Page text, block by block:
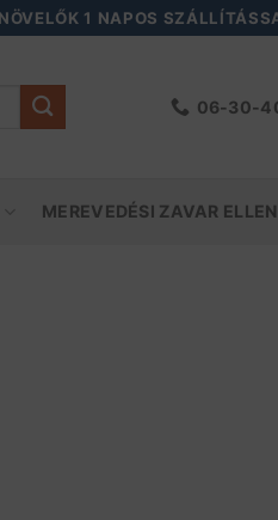
1 NAPOS
06-30-
MEREVEDÉSI ZAVAR ELLEN